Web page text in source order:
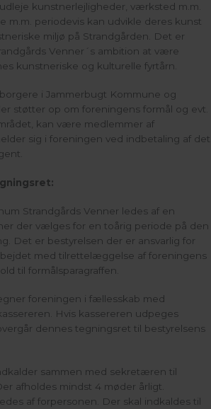
kunstnerlejligheder, værksted m.m.
m.m. periodevis kan udvikle deres kunst
miljø på Strandgården. Det er
Venner´s ambition at være
kunstneriske og kulturelle fyrtårn.
i Jammerbugt Kommune og
støtter op om foreningens formål og evt.
kan være medlemmer af
sig i foreningen ved indbetaling af det
Strandgårds Venner ledes af en
der vælges for en toårig periode på den
Det er bestyrelsen der er ansvarlig for
med tilrettelæggelse af foreningens
til formålsparagraffen.
foreningen i fællesskab med
Hvis kassereren udpeges
dennes tegningsret til bestyrelsens
sammen med sekretæren til
afholdes mindst 4 møder årligt.
af forpersonen. Der skal indkaldes til